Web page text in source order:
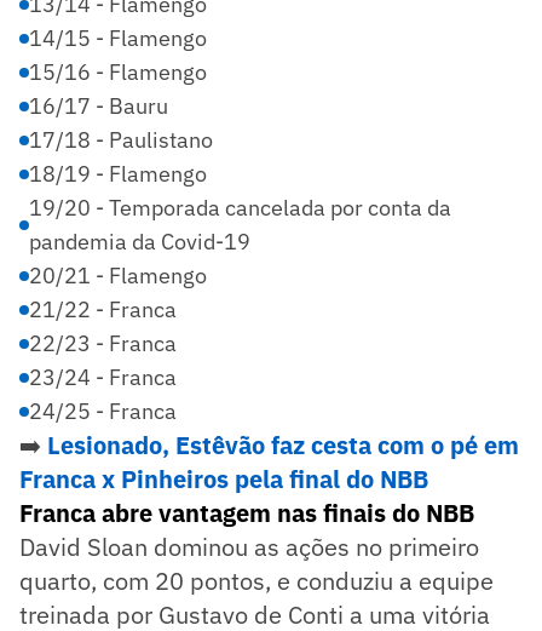
14/15 - Flamengo
15/16 - Flamengo
16/17 - Bauru
17/18 - Paulistano
18/19 - Flamengo
19/20 - Temporada cancelada por conta da
pandemia da Covid-19
20/21 - Flamengo
21/22 - Franca
22/23 - Franca
23/24 - Franca
24/25 - Franca
➡️ Lesionado, Estêvão faz cesta com o pé em
Franca x Pinheiros pela final do NBB
Franca abre vantagem nas finais do NBB
David Sloan dominou as ações no primeiro
quarto, com 20 pontos, e conduziu a equipe
treinada por Gustavo de Conti a uma vitória